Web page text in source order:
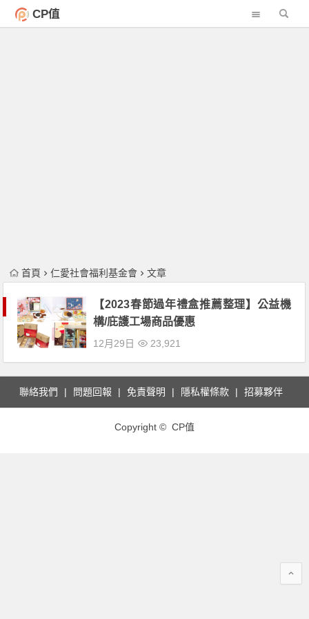
CP值
首頁 仁愛社會福利基金會 文章
【2023春節過年禮盒推薦整理】公益機
構/庇護工場商品優惠
12月29日 23,921
聯絡我們 問題回報 免責聲明 隱私權條款 招募夥伴
Copyright © CP值